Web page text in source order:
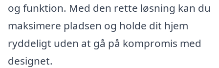
og funktion. Med den rette løsning kan du
maksimere pladsen og holde dit hjem
ryddeligt uden at gå på kompromis med
designet.